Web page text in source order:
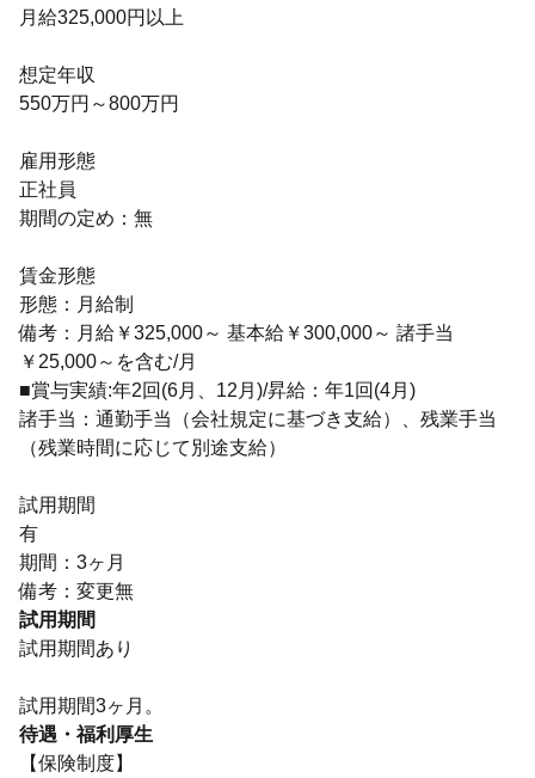
月給325,000円以上
想定年収
550万円～800万円
雇用形態
正社員
期間の定め：無
賃金形態
形態：月給制
備考：月給￥325,000～ 基本給￥300,000～ 諸手当
￥25,000～を含む/月
■賞与実績:年2回(6月、12月)/昇給：年1回(4月)
諸手当：通勤手当（会社規定に基づき支給）、残業手当
（残業時間に応じて別途支給）
試用期間
有
期間：3ヶ月
備考：変更無
試用期間
試用期間あり
試用期間3ヶ月。
待遇・福利厚生
【保険制度】